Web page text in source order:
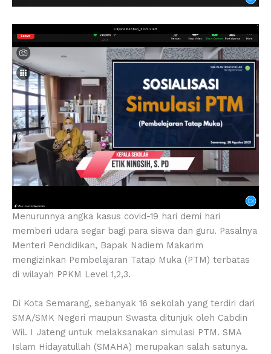
Menurunnya angka kasus covid-19 hari demi hari
memberi udara segar bagi para siswa dan guru. Pasalnya
Menteri Pendidikan, Bapak Nadiem Makarim
mengizinkan Pembelajaran Tatap Muka (PTM) terbatas
di wilayah PPKM Level 1,2,3.
Di Kota Semarang, sebanyak 16 sekolah yang terdiri dari
SMA/SMK Negeri maupun Swasta ditunjuk oleh Cabdin
Wil. I Jateng untuk melaksanakan simulasi PTM. SMA
Islam Hidayatullah (SMAHA) merupakan salah satunya.